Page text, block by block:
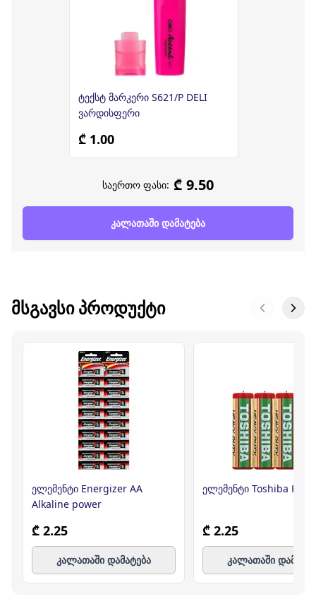
ტექსტ მარკერი S621/P DELI
ვარდისფერი
₾ 1.00
საერთო ფასი: ₾ 9.50
კალათაში დამატება
ᲛᲡᲒᲐᲕᲡᲘ ᲞᲠᲝᲓᲣᲥᲢᲘ
ელემენტი Energizer AA
Alkaline power
₾ 2.25
კალათაში დამატება
ელემენტი Toshiba HD
₾ 2.25
კალათაში